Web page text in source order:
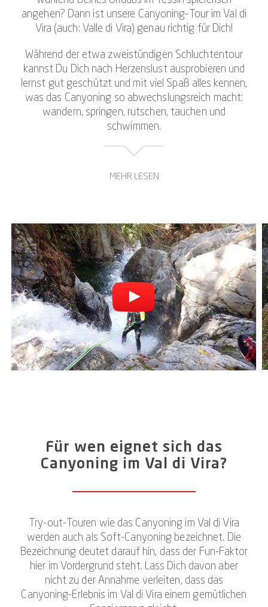
angehen? Dann ist unsere Canyoning-Tour im Val di
Vira (auch: Valle di Vira) genau richtig für Dich!
Während der etwa zweistündigen Schluchtentour
kannst Du Dich nach Herzenslust ausprobieren und
lernst gut geschützt und mit viel Spaß alles kennen,
was das Canyoning so abwechslungsreich macht:
wandern, springen, rutschen, tauchen und
schwimmen.
MEHR LESEN
Dich aus 15 Metern Höhe direkt in die Schlucht
abseilen zu lassen. Optional natürlich, denn die Try-
out-Tour im Val di Vira bietet Dir alle Freiheiten, Dich
für oder gegen eine Aktion zu entscheiden.
Am Ende der Canyoning-Tour erwartet Dich dann
noch ein ganz besonderes Outdoor-Erlebnis, denn
das Gewässer, dessen Verlauf wir folgen, mündet
direkt in den Lago Maggiore. Es bietet sich daher an,
das Canyoning im Val di Vira direkt mit einem kurzen
Bergsteigen oder auch zu einer Schiffsfahrt einlädt.
Und natürlich zum Canyoning-Erlebnis, das Du auf
kennenlernst.
Für wen eignet sich das
Canyoning im Val di Vira?
Try-out-Touren wie das Canyoning im Val di Vira
werden auch als Soft-Canyoning bezeichnet. Die
Bezeichnung deutet darauf hin, dass der Fun-Faktor
hier im Vordergrund steht. Lass Dich davon aber
nicht zu der Annahme verleiten, dass das
Canyoning-Erlebnis im Val di Vira einem gemütlichen